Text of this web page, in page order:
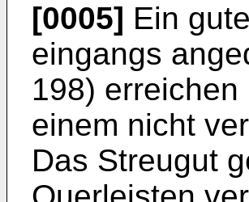
[0005] Ein
eingangs
198)
einem nicht
Das Streugut